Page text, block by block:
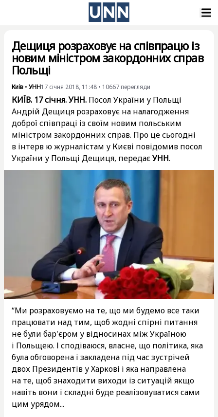
Дещиця розраховує на співпрацю із
новим міністром закордонних справ
Польщі
Київ • УНН17 січня 2018, 11:48 • 10667 перегляди
КИЇВ. 17 січня. УНН. Посол України у Польщі
Андрій Дещиця розраховує на налагодження
доброї співпраці із своїм новим польським
міністром закордонних справ. Про це сьогодні
в інтерв ю журналістам у Києві повідомив посол
України у Польщі Дещиця, передаєУНН.
“Ми розраховуємо на те, що ми будемо все таки
працювати над тим, щоб жодні спірні питання
не були бар'єром у відносинах між Україною
і Польщею. І сподіваюся, власне, що політика, яка
була обговорена і закладена під час зустрічей
двох Президентів у Харкові і яка направлена
на те, щоб знаходити виходи із ситуацій якщо
навіть вони і складні буде реалізовуватися сами
цим урядом...